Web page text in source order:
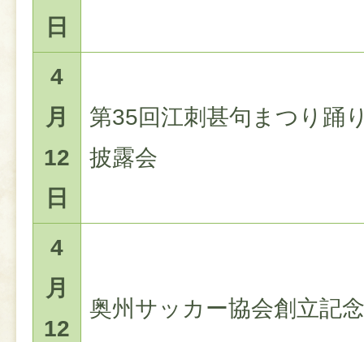
日
4
月
12
日
第35回江刺甚句まつり踊
披露会
4
月
12
奥州サッカー協会創立記